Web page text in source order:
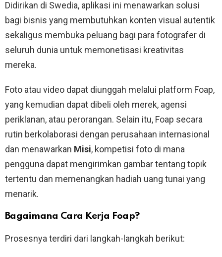
Didirikan di Swedia, aplikasi ini menawarkan solusi
bagi bisnis yang membutuhkan konten visual autentik
sekaligus membuka peluang bagi para fotografer di
seluruh dunia untuk memonetisasi kreativitas
mereka.
Foto atau video dapat diunggah melalui platform Foap,
yang kemudian dapat dibeli oleh merek, agensi
periklanan, atau perorangan. Selain itu, Foap secara
rutin berkolaborasi dengan perusahaan internasional
dan menawarkan Misi, kompetisi foto di mana
pengguna dapat mengirimkan gambar tentang topik
tertentu dan memenangkan hadiah uang tunai yang
menarik.
Bagaimana Cara Kerja Foap?
Prosesnya terdiri dari langkah-langkah berikut: